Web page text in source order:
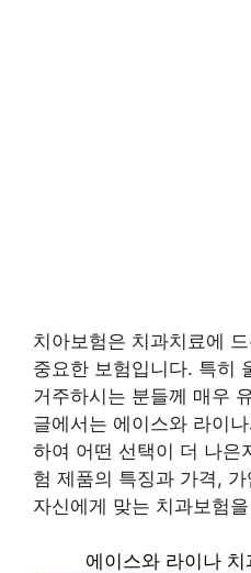
치아보험은 치과치료에
중요한 보험입니다. 특히
거주하시는 분들께 매우
글에서는 에이스와 라이
하여 어떤 선택이 더 나은
험 제품의 특징과 가격,
자신에게 맞는 치과보험
에이스와 라이나